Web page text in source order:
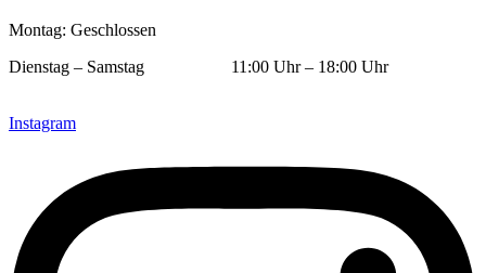
Montag: Geschlossen
Dienstag – Samstag 11:00 Uhr – 18:00 Uhr
Instagram